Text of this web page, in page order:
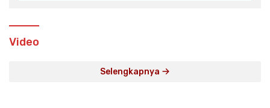
Video
Selengkapnya